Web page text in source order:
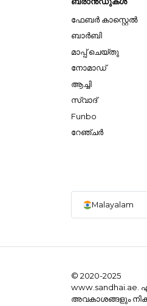
ഫേബർ കാസ്റ്റെൽ
ബാർബി
മാപ്പ് ചെയ്തു
നോമാഡ്
ആച്ചി
സ്വാദ്
Funbo
റേഞ്ചർ
Malayalam
© 2020-2025
www.sandhai.ae.
അവകാശങ്ങളും